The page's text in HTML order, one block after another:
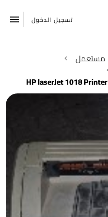
تسجيل الدخول
مستعمل
HP laserJet 1018 Printer